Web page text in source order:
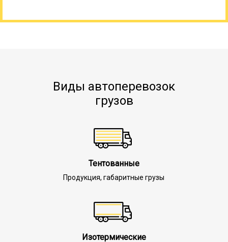
Виды автоперевозок
грузов
Тентованные
Продукция, габаритные грузы
Изотермические